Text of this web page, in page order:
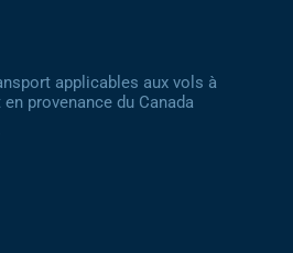
applicables aux vols à
provenance du Canada